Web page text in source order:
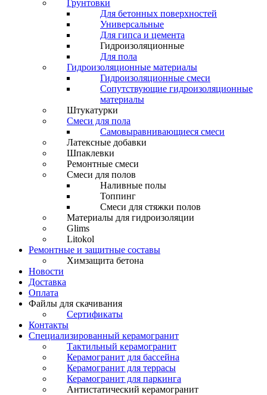
Грунтовки
Для бетонных поверхностей
Универсальные
Для гипса и цемента
Гидроизоляционные
Для пола
Гидроизоляционные материалы
Гидроизоляционные смеси
Сопутствующие гидроизоляционные
материалы
Штукатурки
Смеси для пола
Самовыравнивающиеся смеси
Латексные добавки
Шпаклевки
Ремонтные смеси
Смеси для полов
Наливные полы
Топпинг
Смеси для стяжки полов
Материалы для гидроизоляции
Glims
Litokol
Ремонтные и защитные составы
Химзащита бетона
Новости
Доставка
Оплата
Файлы для скачивания
Сертификаты
Контакты
Специализированный керамогранит
Тактильный керамогранит
Керамогранит для бассейна
Керамогранит для террасы
Керамогранит для паркинга
Антистатический керамогранит